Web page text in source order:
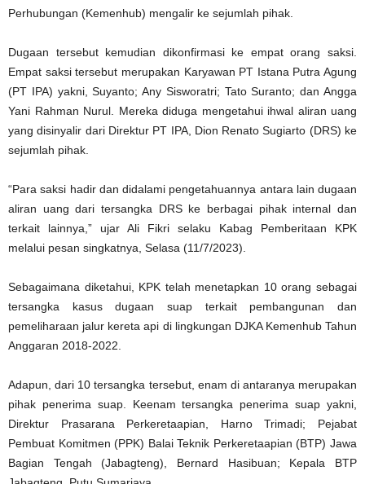
Perhubungan (Kemenhub) mengalir ke sejumlah pihak.
Dugaan tersebut kemudian dikonfirmasi ke empat orang saksi.
Empat saksi tersebut merupakan Karyawan PT Istana Putra Agung
(PT IPA) yakni, Suyanto; Any Sisworatri; Tato Suranto; dan Angga
Yani Rahman Nurul. Mereka diduga mengetahui ihwal aliran uang
yang disinyalir dari Direktur PT IPA, Dion Renato Sugiarto (DRS) ke
sejumlah pihak.
“Para saksi hadir dan didalami pengetahuannya antara lain dugaan
aliran uang dari tersangka DRS ke berbagai pihak internal dan
terkait lainnya,” ujar Ali Fikri selaku Kabag Pemberitaan KPK
melalui pesan singkatnya, Selasa (11/7/2023).
Sebagaimana diketahui, KPK telah menetapkan 10 orang sebagai
tersangka kasus dugaan suap terkait pembangunan dan
pemeliharaan jalur kereta api di lingkungan DJKA Kemenhub Tahun
Anggaran 2018-2022.
Adapun, dari 10 tersangka tersebut, enam di antaranya merupakan
pihak penerima suap. Keenam tersangka penerima suap yakni,
Direktur Prasarana Perkeretaapian, Harno Trimadi; Pejabat
Pembuat Komitmen (PPK) Balai Teknik Perkeretaapian (BTP) Jawa
Bagian Tengah (Jabagteng), Bernard Hasibuan; Kepala BTP